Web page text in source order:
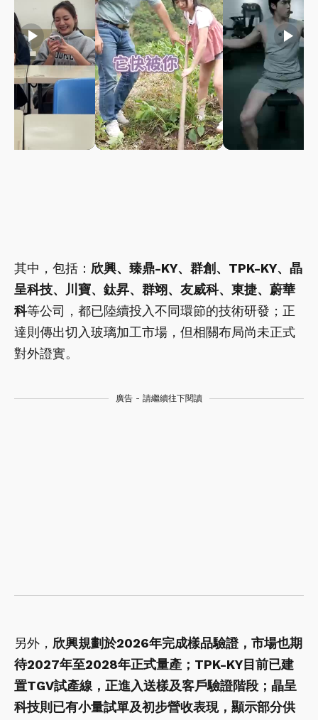
play_arrow play_arrow play_arrow
其中，包括： 欣興、臻鼎-KY、群創、TPK-KY、晶
呈科技、川寶、鈦昇、群翊、友威科、東捷、蔚華
科等公司，都已陸續投入不同環節的技術研發；正
達則傳出切入玻璃加工市場，但相關布局尚未正式
對外證實。
廣告 - 請繼續往下閱讀
另外， 欣興規劃於2026年完成樣品驗證，市場也期
待2027年至2028年正式量產；TPK-KY目前已建
置TGV試產線，正進入送樣及客戶驗證階段；晶呈
科技則已有小量試單及初步營收表現，顯示部分供